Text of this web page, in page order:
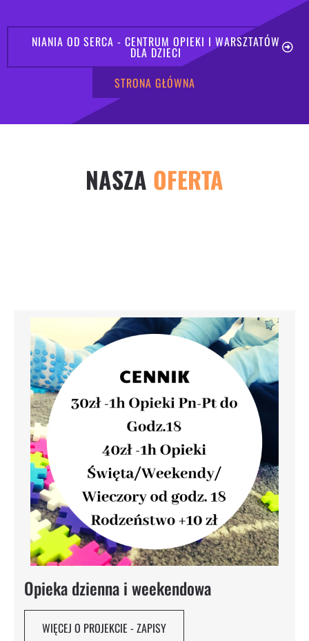
NIANIA OD SERCA - CENTRUM OPIEKI I WARSZTATÓW
DLA DZIECI
STRONA GŁÓWNA
NASZA OFERTA
Opieka dzienna i weekendowa
WIĘCEJ O PROJEKCIE - ZAPISY